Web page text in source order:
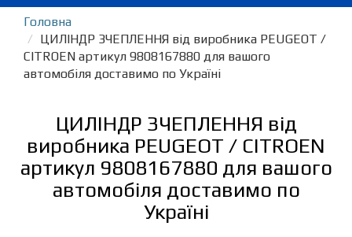
Головна
ЦИЛІНДР ЗЧЕПЛЕННЯ від виробника PEUGEOT /
CITROEN артикул 9808167880 для вашого
автомобіля доставимо по Україні
ЦИЛІНДР ЗЧЕПЛЕННЯ від
виробника PEUGEOT / CITROEN
артикул 9808167880 для вашого
автомобіля доставимо по
Україні